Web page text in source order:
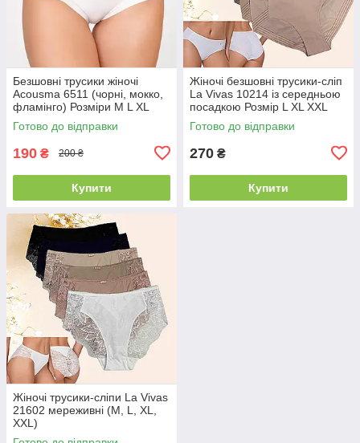
Безшовні трусики жіночі
Acousma 6511 (чорні, мокко,
фламінго) Розміри M L XL
XXL
Готово до відправки
190 ₴ 200 ₴
Купити
Жіночі безшовні трусики-сліп
La Vivas 10214 із середньою
посадкою Розмір L XL XXL
Готово до відправки
270 ₴
Купити
Жіночі трусики-сліпи La Vivas
21602 мереживні (M, L, XL,
XXL)